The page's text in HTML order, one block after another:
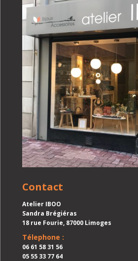
Contact
Atelier IBOO
Sandra Brégiéras
18 rue Fourie, 87000 Limoges
Télephone :
06 61 58 31 56
05 55 33 77 64